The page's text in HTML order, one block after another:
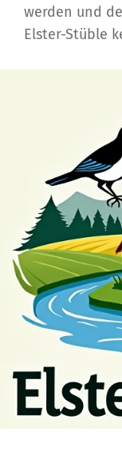
werden und
Elster-Stüble